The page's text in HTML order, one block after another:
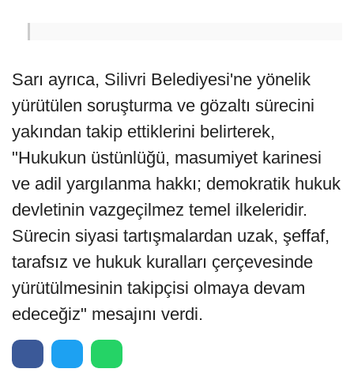
Sarı ayrıca, Silivri Belediyesi'ne yönelik
yürütülen soruşturma ve gözaltı sürecini
yakından takip ettiklerini belirterek,
"Hukukun üstünlüğü, masumiyet karinesi
ve adil yargılanma hakkı; demokratik hukuk
devletinin vazgeçilmez temel ilkeleridir.
Sürecin siyasi tartışmalardan uzak, şeffaf,
tarafsız ve hukuk kuralları çerçevesinde
yürütülmesinin takipçisi olmaya devam
edeceğiz" mesajını verdi.